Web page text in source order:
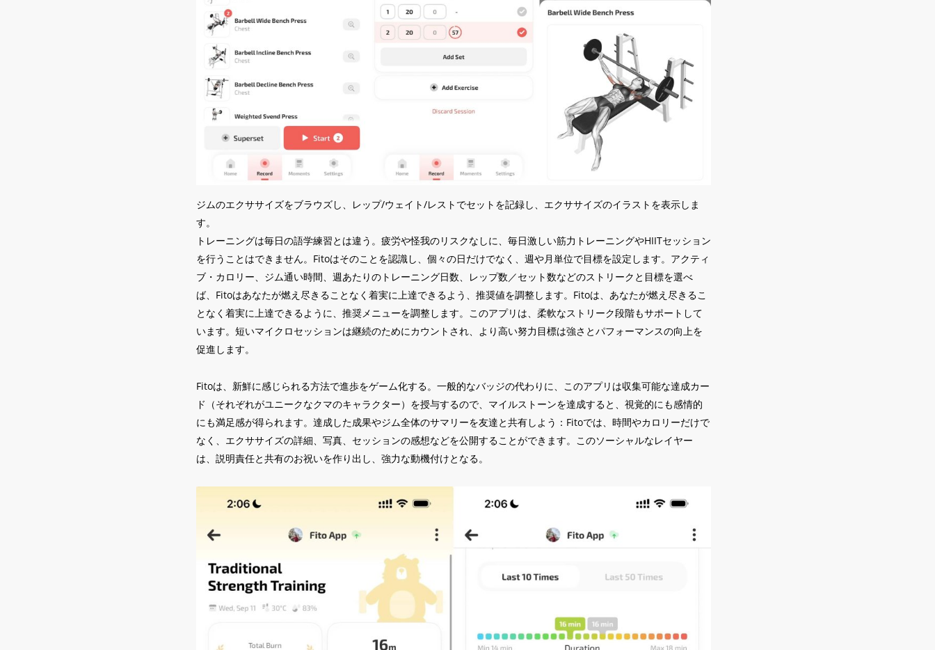
ジムのエクササイズをブラウズし、レップ/ウェイト/レストでセットを記録し、エクササイズのイラストを表示しま
す。
トレーニングは毎日の語学練習とは違う。疲労や怪我のリスクなしに、毎日激しい筋力トレーニングやHIITセッション
を行うことはできません。Fitoはそのことを認識し、個々の日だけでなく、週や月単位で目標を設定します。アクティ
ブ・カロリー、ジム通い時間、週あたりのトレーニング日数、レップ数／セット数などのストリークと目標を選べ
ば、Fitoはあなたが燃え尽きることなく着実に上達できるよう、推奨値を調整します。Fitoは、あなたが燃え尽きるこ
となく着実に上達できるように、推奨メニューを調整します。このアプリは、柔軟なストリーク段階もサポートして
います。短いマイクロセッションは継続のためにカウントされ、より高い努力目標は強さとパフォーマンスの向上を
促進します。
Fitoは、新鮮に感じられる方法で進歩をゲーム化する。一般的なバッジの代わりに、このアプリは収集可能な達成カー
ド（それぞれがユニークなクマのキャラクター）を授与するので、マイルストーンを達成すると、視覚的にも感情的
にも満足感が得られます。達成した成果やジム全体のサマリーを友達と共有しよう：Fitoでは、時間やカロリーだけで
なく、エクササイズの詳細、写真、セッションの感想などを公開することができます。このソーシャルなレイヤー
は、説明責任と共有のお祝いを作り出し、強力な動機付けとなる。